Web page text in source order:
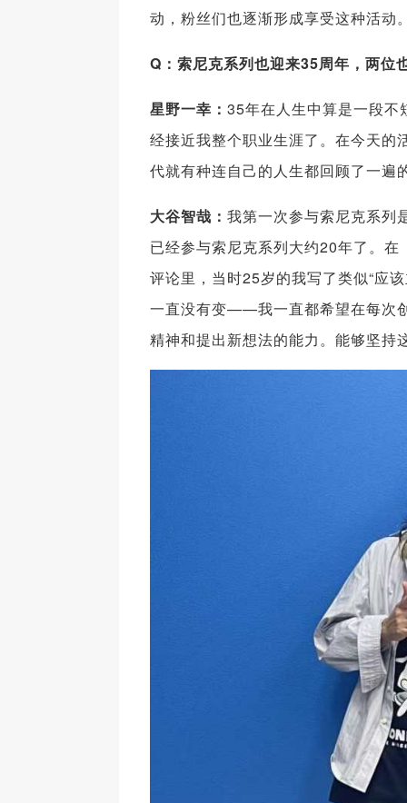
动，粉丝们也逐渐形成享受这种活动
Q ：索尼克系列也迎来35周年，两位
星野一幸： 35年在人生中算是一段不
经接近我整个职业生涯了。在今天的
代就有种连自己的人生都回顾了一遍
大谷智哉： 我第一次参与索尼克系列
已经参与索尼克系列大约20年了。
评论里，当时25岁的我写了类似“应
一直没有变——我一直都希望在每次
精神和提出新想法的能力。能够坚持